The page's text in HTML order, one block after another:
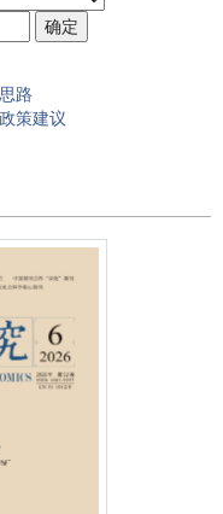
路
策建议